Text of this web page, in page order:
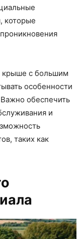
которые
крыше с большим
особенности
обеспечить
и
таких как